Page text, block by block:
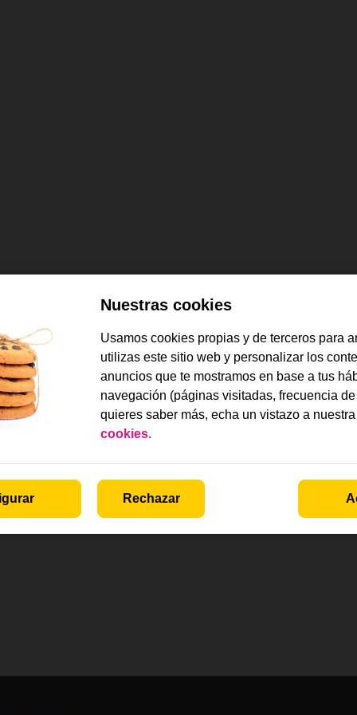
Nuestras cookies
Usamos cookies propias y de terceros para
utilizas este sitio web y personalizar los
anuncios que te mostramos en base a tus
navegación (páginas visitadas, frecuencia
quieres saber más, echa un vistazo a
cookies.
Rechazar